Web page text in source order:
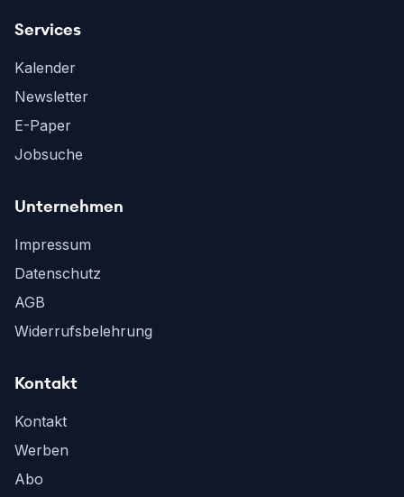
Services
Kalender
Newsletter
E-Paper
Jobsuche
Unternehmen
Impressum
Datenschutz
AGB
Widerrufsbelehrung
Kontakt
Kontakt
Werben
Abo